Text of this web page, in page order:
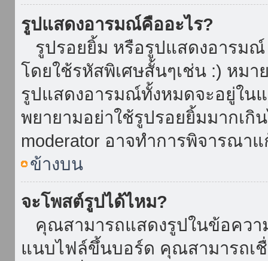
รูปแสดงอารมณ์คืออะไร?
รูปรอยยิ้ม หรือรูปแสดงอารมณ์
โดยใช้รหัสพิเศษสั้นๆเช่น :) หมา
รูปแสดงอารมณ์ทั้งหมดจะอยู่ใ
พยายามอย่าใช้รูปรอยยิ้มมากเกิ
moderator อาจทำการพิจารณา
ข้างบน
จะโพสต์รูปได้ไหม?
คุณสามารถแสดงรูปในข้อคว
แนบไฟล์ขึ้นบอร์ด คุณสามารถเชื่